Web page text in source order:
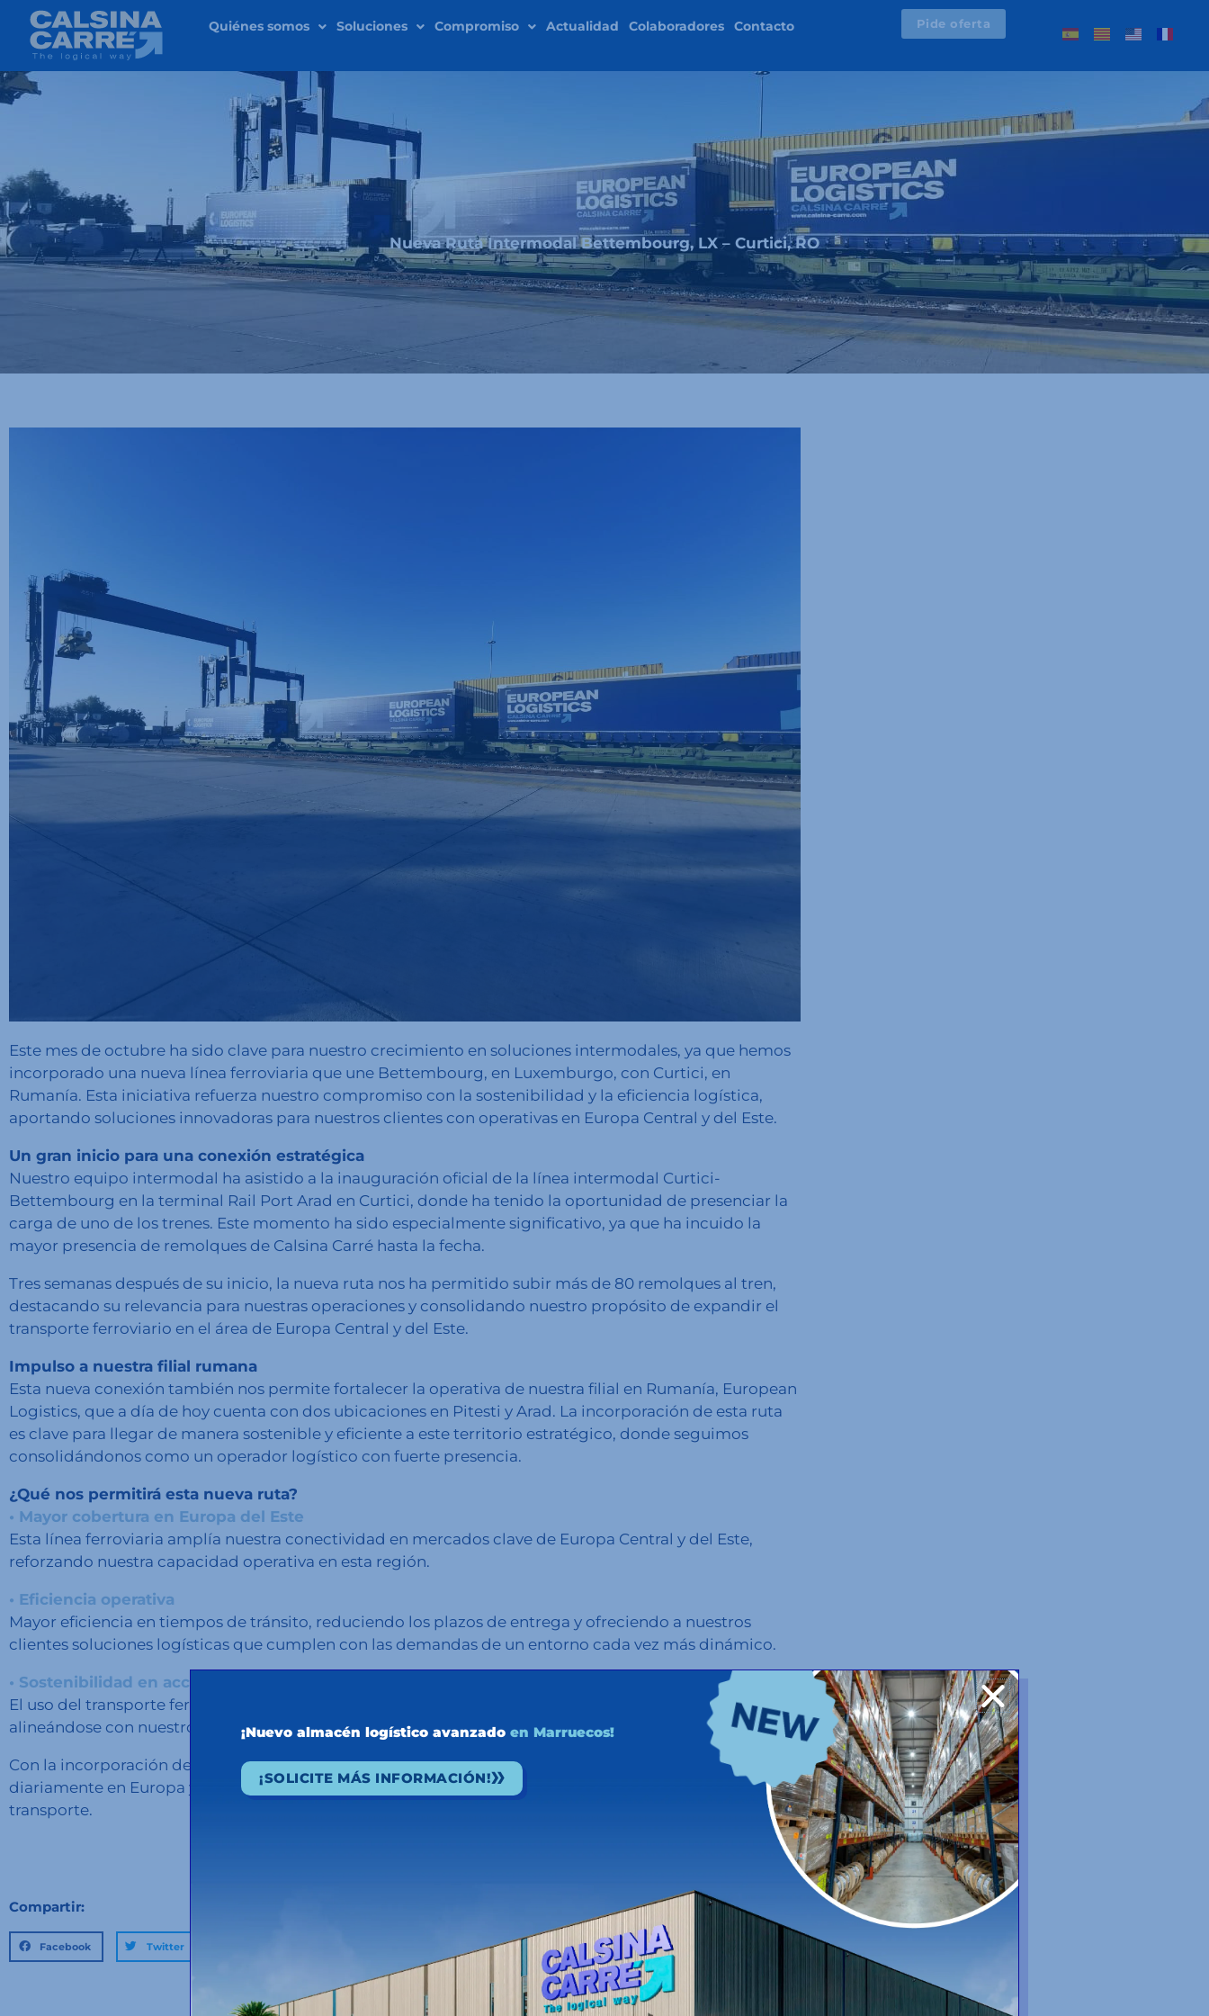
contenido
Quiénes somos Soluciones Compromiso Actualidad Colaboradores Contacto Pide oferta
Nueva Ruta Intermodal Bettembourg, LX – Curtici, RO
Este mes de octubre ha sido clave para nuestro crecimiento en soluciones intermodales, ya que hemos
incorporado una nueva línea ferroviaria que une Bettembourg, en Luxemburgo, con Curtici, en
Rumanía. Esta iniciativa refuerza nuestro compromiso con la sostenibilidad y la eficiencia logística,
aportando soluciones innovadoras para nuestros clientes con operativas en Europa Central y del Este.
Un gran inicio para una conexión estratégica
Nuestro equipo intermodal ha asistido a la inauguración oficial de la línea intermodal Curtici-
Bettembourg en la terminal Rail Port Arad en Curtici, donde ha tenido la oportunidad de presenciar la
carga de uno de los trenes. Este momento ha sido especialmente significativo, ya que ha incuido la
mayor presencia de remolques de Calsina Carré hasta la fecha.
Tres semanas después de su inicio, la nueva ruta nos ha permitido subir más de 80 remolques al tren,
destacando su relevancia para nuestras operaciones y consolidando nuestro propósito de expandir el
transporte ferroviario en el área de Europa Central y del Este.
Impulso a nuestra filial rumana
Esta nueva conexión también nos permite fortalecer la operativa de nuestra filial en Rumanía, European
Logistics, que a día de hoy cuenta con dos ubicaciones en Pitesti y Arad. La incorporación de esta ruta
es clave para llegar de manera sostenible y eficiente a este territorio estratégico, donde seguimos
consolidándonos como un operador logístico con fuerte presencia.
¿Qué nos permitirá esta nueva ruta?
• Mayor cobertura en Europa del Este
Esta línea ferroviaria amplía nuestra conectividad en mercados clave de Europa Central y del Este,
reforzando nuestra capacidad operativa en esta región.
• Eficiencia operativa
Mayor eficiencia en tiempos de tránsito, reduciendo los plazos de entrega y ofreciendo a nuestros
clientes soluciones logísticas que cumplen con las demandas de un entorno cada vez más dinámico.
• Sostenibilidad en acción
El uso del transporte ferroviario contribuye significativamente a reducir las emisiones de CO₂,
alineándose con nuestro compromiso de construir un futuro más sostenible para el sector logístico.
Con la incorporación de esta ruta, ya son cinco, las conexiones intermodales que llevamos a cabo
diariamente en Europa y más de mil los viajes que efectuamos al mes mediante este medio de
transporte.
Compartir:
Facebook Twitter
¡Nuevo almacén logístico avanzadoen Marruecos!
¡SOLICITE MÁS INFORMACIÓN!